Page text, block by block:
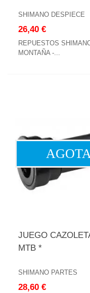
SHIMANO DESPIECE
26,40 €
REPUESTOS
MONTAÑA -...
JUEGO
MTB *
SHIMANO PARTES
28,60 €